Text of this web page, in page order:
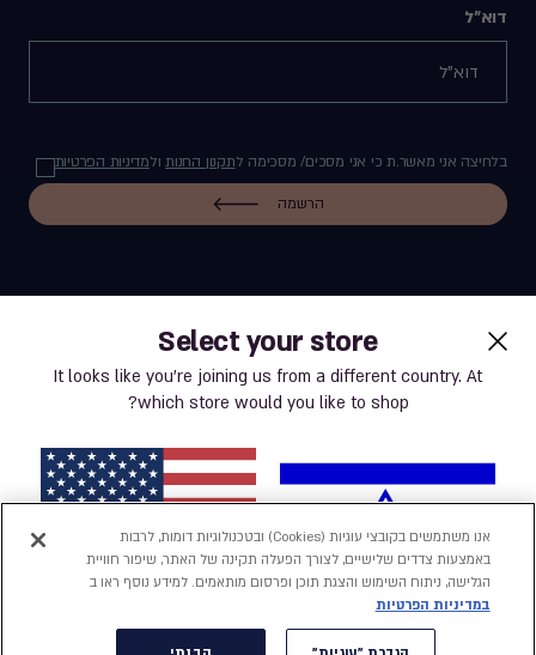
Select your store
It looks like you’re joining us from a different country. At
which store would you like to shop?
ישראל ארצות הברית
דוא"ל
בלחיצה אני מאשר.ת כי אני מסכים/ מסכימה לתקנון החנותולמדיניות הפרטיות
הרשמה
label.payment
תנאי שימוש באתר
מדיניות פרטיות
נְגִישׁוּת
הצהרת נגישות
אנו משתמשים בקובצי עוגיות (Cookies) ובטכנולוגיות דומות, לרבות
באמצעות צדדים שלישיים, לצורך הפעלה תקינה של האתר, שיפור חוויית
הגלישה, ניתוח השימוש והצגת תוכן ופרסום מותאמים. למידע נוסף ראו ב
במדיניות הפרטיות